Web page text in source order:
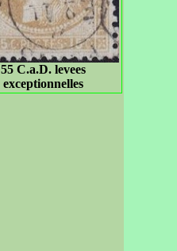
55 C.a.D. levees
exceptionnelles